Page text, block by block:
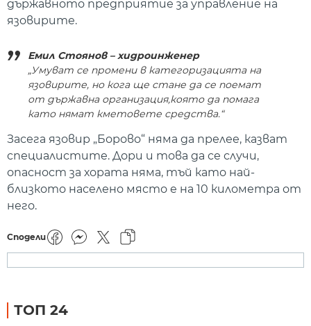
държавното предприятие за управление на
язовирите.
Емил Стоянов – хидроинженер
„Умуват се промени в категоризацията на
язовирите, но кога ще стане да се поемат
от държавна организация,която да помага
като нямат кметовете средства.“
Засега язовир „Борово“ няма да прелее, казват
специалистите. Дори и това да се случи,
опасност за хората няма, тъй като най-
близкото населено място е на 10 километра от
него.
Сподели
ТОП 24